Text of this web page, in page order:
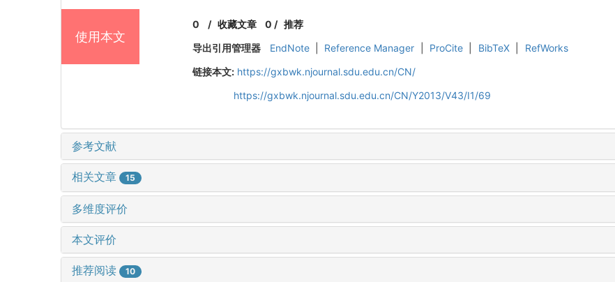
使用本文
0 /收藏文章 0 / 推荐
导出引用管理器
EndNote Reference Manager ProCite BibTeX
RefWorks
链接本文: https://gxbwk.njournal.sdu.edu.cn/CN/
https://gxbwk.njournal.sdu.edu.cn/CN/Y2013/V43/I1/69
参考文献
相关文章 15
多维度评价
本文评价
推荐阅读 10